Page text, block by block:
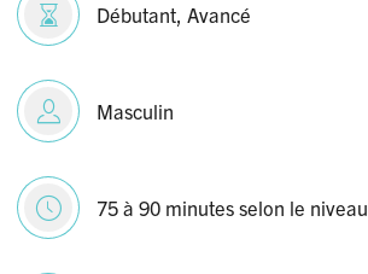
Débutant, Avancé
Masculin
75 à 90 minutes selon le niveau